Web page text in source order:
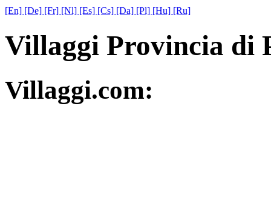
[En] [De] [Fr] [Nl] [Es] [Cs] [Da] [Pl] [Hu] [Ru]
Villaggi Provincia di
Villaggi.com: